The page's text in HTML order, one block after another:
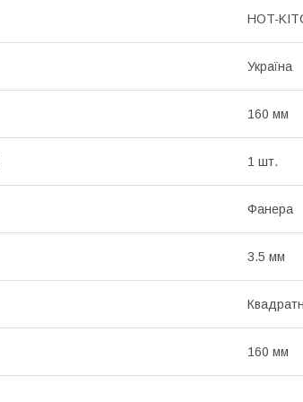
HOT-
Україна
160 мм
1 шт.
Фанера
3.5 мм
160 мм